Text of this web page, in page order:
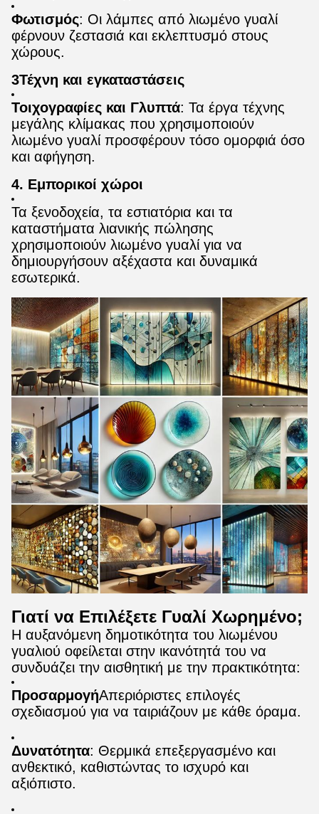
Φωτισμός: Οι λάμπες από λιωμένο γυαλί
φέρνουν ζεστασιά και εκλεπτυσμό στους
χώρους.
3Τέχνη και εγκαταστάσεις
Τοιχογραφίες και Γλυπτά: Τα έργα τέχνης
μεγάλης κλίμακας που χρησιμοποιούν
λιωμένο γυαλί προσφέρουν τόσο ομορφιά όσο
και αφήγηση.
4. Εμπορικοί χώροι
Τα ξενοδοχεία, τα εστιατόρια και τα
καταστήματα λιανικής πώλησης
χρησιμοποιούν λιωμένο γυαλί για να
δημιουργήσουν αξέχαστα και δυναμικά
εσωτερικά.
Γιατί να Επιλέξετε Γυαλί Χωρημένο;
Η αυξανόμενη δημοτικότητα του λιωμένου
γυαλιού οφείλεται στην ικανότητά του να
συνδυάζει την αισθητική με την πρακτικότητα:
ΠροσαρμογήΑπεριόριστες επιλογές
σχεδιασμού για να ταιριάζουν με κάθε όραμα.
Δυνατότητα: Θερμικά επεξεργασμένο και
ανθεκτικό, καθιστώντας το ισχυρό και
αξιόπιστο.